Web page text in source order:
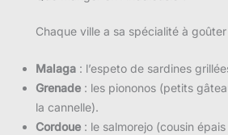
Chaque ville a sa spécialité à
Malaga : l’espeto de sardines
Grenade : les piononos (petits
la cannelle).
Cordoue : le salmorejo (cousin